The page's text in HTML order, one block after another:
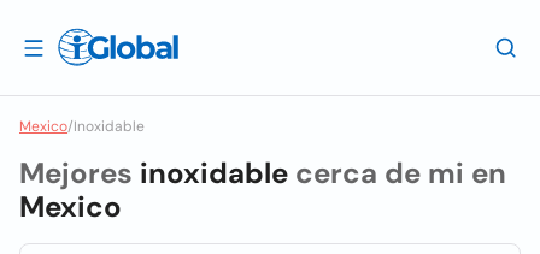
Mexico/Inoxidable
Mejores inoxidable cerca de mi en
Mexico